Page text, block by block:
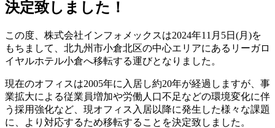
決定致しました！
この度、株式会社インフォメックスは2024年11月5日(月)を
もちまして、北九州市小倉北区の中心エリアにあるリーガロ
イヤルホテル小倉へ移転する運びとなりました。
現在のオフィスは2005年に入居し約20年が経過しますが、事
業拡大による従業員増加や労働人口不足などの環境変化に伴
う採用強化など、現オフィス入居以降に発生した様々な課題
に、より対応するため移転することを決定致しました。